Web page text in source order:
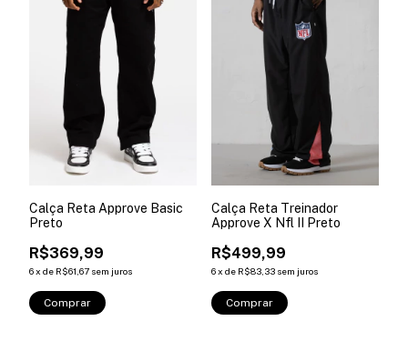
Calça Reta Approve Basic
Preto
R$369,99
6x de R$61,67 sem juros
Comprar
Calça Reta Treinador
Approve X Nfl II Preto
R$499,99
6x de R$83,33 sem juros
Comprar